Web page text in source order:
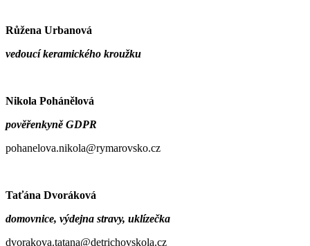
Růžena Urbanová
vedoucí keramického kroužku
Nikola Pohánělová
pověřenkyně GDPR
pohanelova.nikola@rymarovsko.cz
Taťána Dvoráková
domovnice, výdejna stravy, uklízečka
dvorakova.tatana@detrichovskola.cz